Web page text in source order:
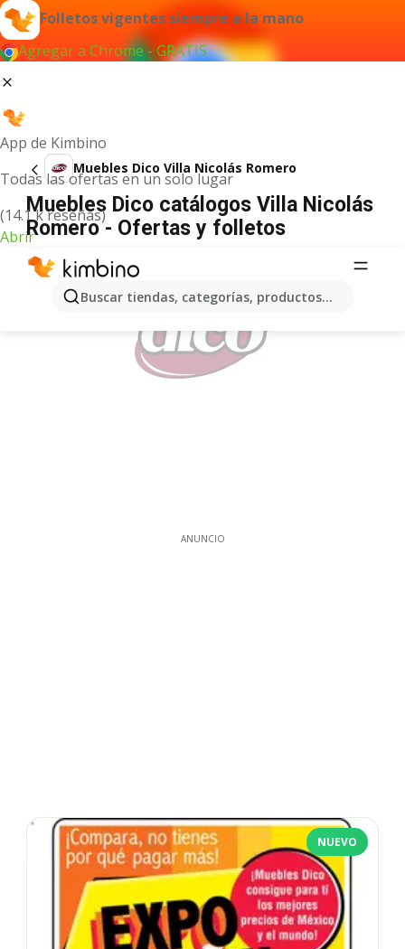
Folletos vigentes siempre a la mano
Agregar a Chrome - GRATIS
App de Kimbino
Todas las ofertas en un solo lugar
(14.1 k reseñas)
Abrir
Buscar tiendas, categorías, productos...
Muebles Dico Villa Nicolás Romero
Muebles Dico catálogos Villa Nicolás
Romero - Ofertas y folletos
ANUNCIO
NUEVO